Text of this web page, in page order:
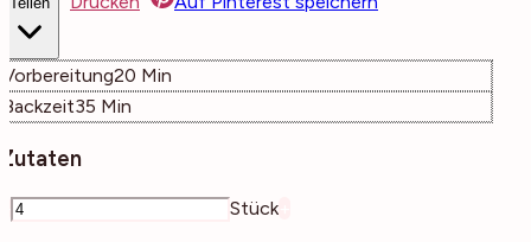
Vorbereitung20 Minuten
Min
Backzeit35 Minuten
Min
Zutaten
Stück